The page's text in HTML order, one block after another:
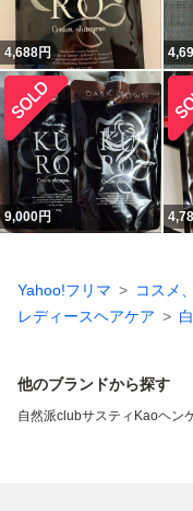
4,688円
9,000円
Yahoo!フリマ
コスメ
レディースヘアケア
他のブランドから探す
自然派clubサスティ Kaoヘン